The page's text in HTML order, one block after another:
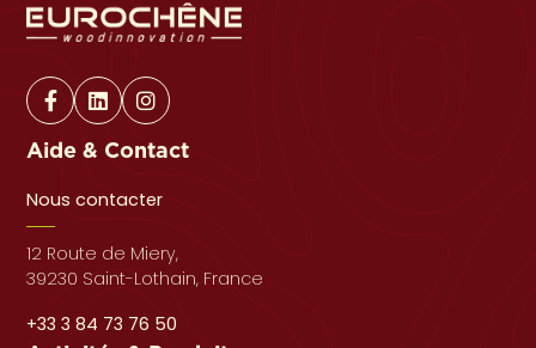
Aide & Contact
Nous contacter
12 Route de Miery,
39230 Saint-Lothain, France
+33 3 84 73 76 50